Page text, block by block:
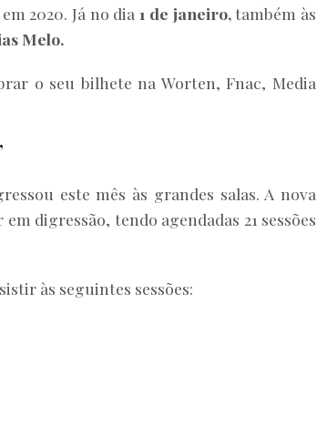
2020. Já no dia1 de janeiro,também às
Melo.
o seu bilhete na Worten, Fnac, Media
este mês às grandes salas. A nova
digressão, tendo agendadas 21 sessões
às seguintes sessões: